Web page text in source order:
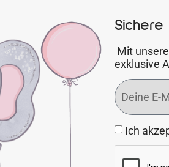
Mit
exklusive
Ich